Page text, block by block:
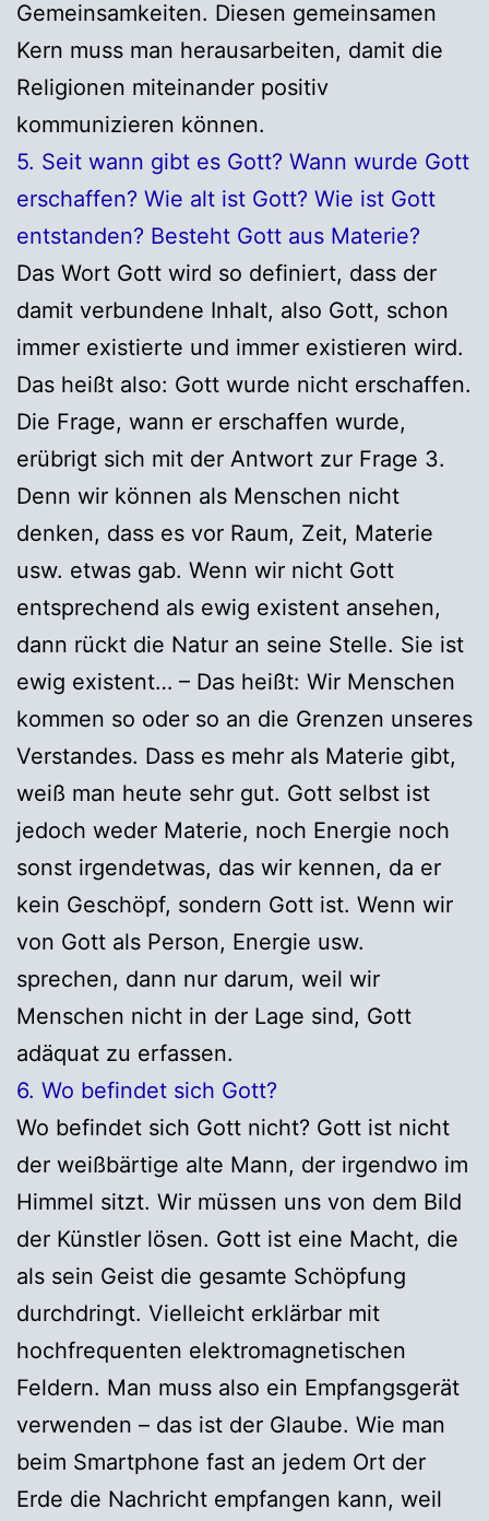
Gemeinsamkeiten. Diesen gemeinsamen
Kern muss man herausarbeiten, damit die
Religionen miteinander positiv
kommunizieren können.
5. Seit wann gibt es Gott? Wann wurde Gott
erschaffen? Wie alt ist Gott? Wie ist Gott
entstanden? Besteht Gott aus Materie?
Das Wort Gott wird so definiert, dass der
damit verbundene Inhalt, also Gott, schon
immer existierte und immer existieren wird.
Das heißt also: Gott wurde nicht erschaffen.
Die Frage, wann er erschaffen wurde,
erübrigt sich mit der Antwort zur Frage 3.
Denn wir können als Menschen nicht
denken, dass es vor Raum, Zeit, Materie
usw. etwas gab. Wenn wir nicht Gott
entsprechend als ewig existent ansehen,
dann rückt die Natur an seine Stelle. Sie ist
ewig existent… – Das heißt: Wir Menschen
kommen so oder so an die Grenzen unseres
Verstandes. Dass es mehr als Materie gibt,
weiß man heute sehr gut. Gott selbst ist
jedoch weder Materie, noch Energie noch
sonst irgendetwas, das wir kennen, da er
kein Geschöpf, sondern Gott ist. Wenn wir
von Gott als Person, Energie usw.
sprechen, dann nur darum, weil wir
Menschen nicht in der Lage sind, Gott
adäquat zu erfassen.
6. Wo befindet sich Gott?
Wo befindet sich Gott nicht? Gott ist nicht
der weißbärtige alte Mann, der irgendwo im
Himmel sitzt. Wir müssen uns von dem Bild
der Künstler lösen. Gott ist eine Macht, die
als sein Geist die gesamte Schöpfung
durchdringt. Vielleicht erklärbar mit
hochfrequenten elektromagnetischen
Feldern. Man muss also ein Empfangsgerät
verwenden – das ist der Glaube. Wie man
beim Smartphone fast an jedem Ort der
Erde die Nachricht empfangen kann, weil